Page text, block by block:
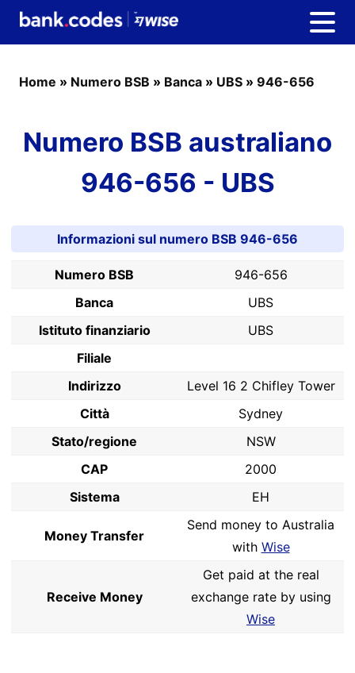
Home » Numero BSB » Banca » UBS » 946-656
Numero BSB australiano
946-656 - UBS
Informazioni sul numero BSB 946-656
Numero BSB
946-656
Banca
UBS
Istituto finanziario
UBS
Filiale
Indirizzo
Level 16 2 Chifley Tower
Città
Sydney
Stato/regione
NSW
CAP
2000
Sistema
EH
Money Transfer
Send money to Australia
with Wise
Receive Money
Get paid at the real
exchange rate by using
Wise